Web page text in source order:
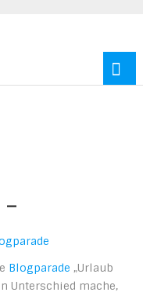
Blogparade „Urlaub
Unterschied mache,